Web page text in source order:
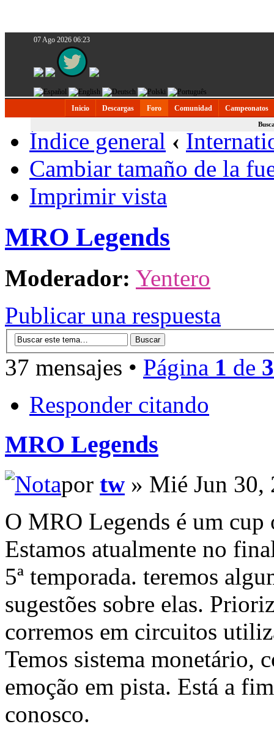
07 Ago 2026 06:23
Inicio Descargas Foro Comunidad Campeonatos
Índice general ‹
Cambiar tamaño de la
Imprimir vista
MRO Legends
Moderador: Yentero
Publicar una respuesta
37 mensajes • Página 1 de 3
Responder citando
MRO Legends
por tw » Mié Jun 30,
O MRO Legends é um cup
Estamos atualmente no
5ª temporada. teremos
sugestões sobre elas.
corremos em circuitos
Temos sistema monetário,
emoção em pista. Está a
conosco.